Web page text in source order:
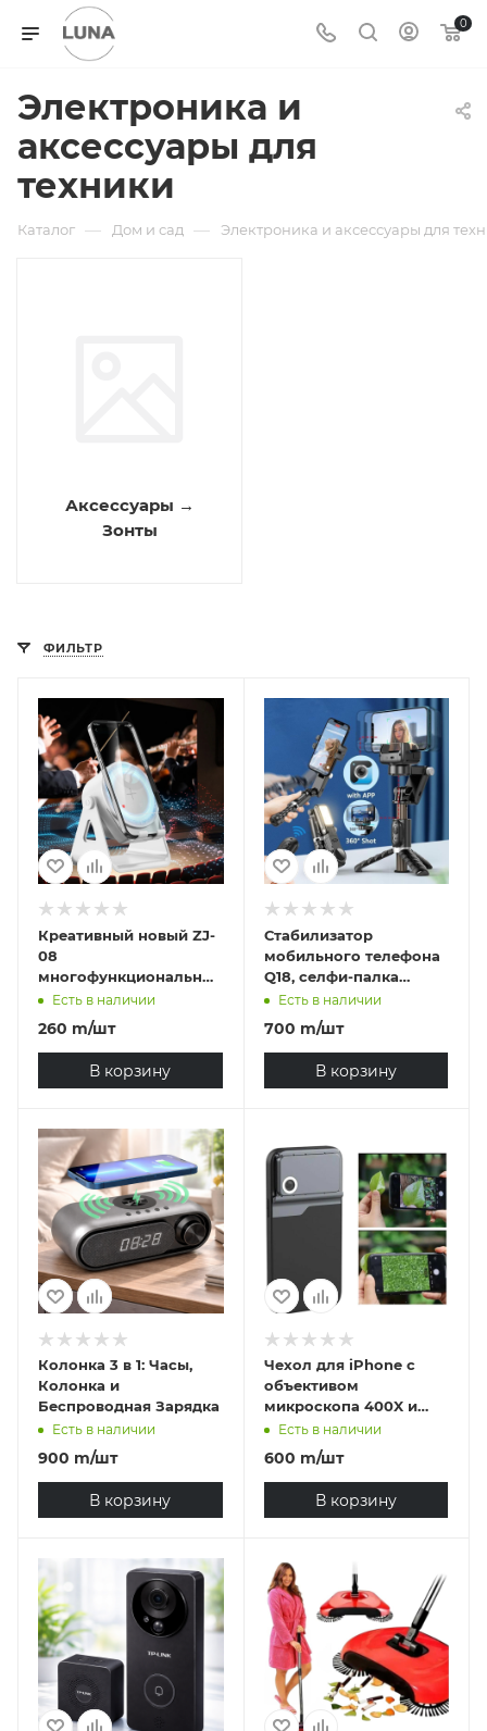
0
Электроника и
аксессуары для
техники
Каталог — Дом и сад — Электроника и аксессуары для
Аксессуары →
Зонты
ФИЛЬТР
Креативный новый ZJ-
08
многофункциональный
беспроводной
зарядный
индукционный
динамик с RGB
цветной подсветкой
Есть в наличии
260 m/шт
В корзину
Стабилизатор
мобильного телефона
Q18, селфи-палка
длиной 0,7 метра
Есть в наличии
700 m/шт
В корзину
Колонка 3 в 1: Часы,
Колонка и
Беспроводная Зарядка
Есть в наличии
900 m/шт
В корзину
Чехол для iPhone с
объективом
микроскопа 400X и
светодиодной
подсветкой, iPhone
14/15 Pro Max
Есть в наличии
600 m/шт
В корзину